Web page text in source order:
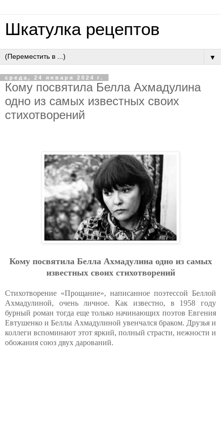
Шкатулка рецептов
▼
среда, 24 января 2024 г.
Кому посвятила Белла Ахмадулина
одно из самых известных своих
стихотворений
Кому посвятила Белла Ахмадулина одно из самых
известных своих стихотворений
Стихотворение «Прощание», написанное поэтессой Беллой
Ахмадулиной, очень личное. Как известно, в 1958 году
бурный роман тогда еще только начинающих поэтов Евгения
Евтушенко и Беллы Ахмадулиной увенчался браком. Друзья и
коллеги вспоминают этот яркий, полный страсти, нежности и
обожания союз двух дарований.